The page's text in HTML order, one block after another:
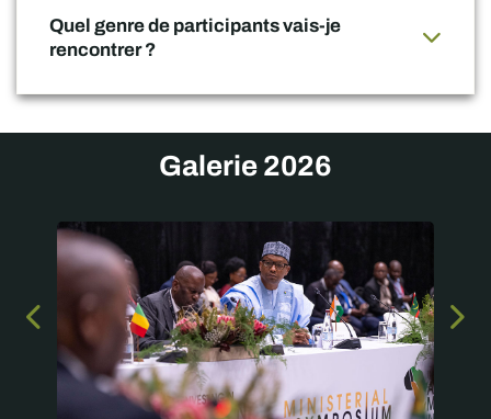
Quel genre de participants vais-je
rencontrer ?
Galerie 2026